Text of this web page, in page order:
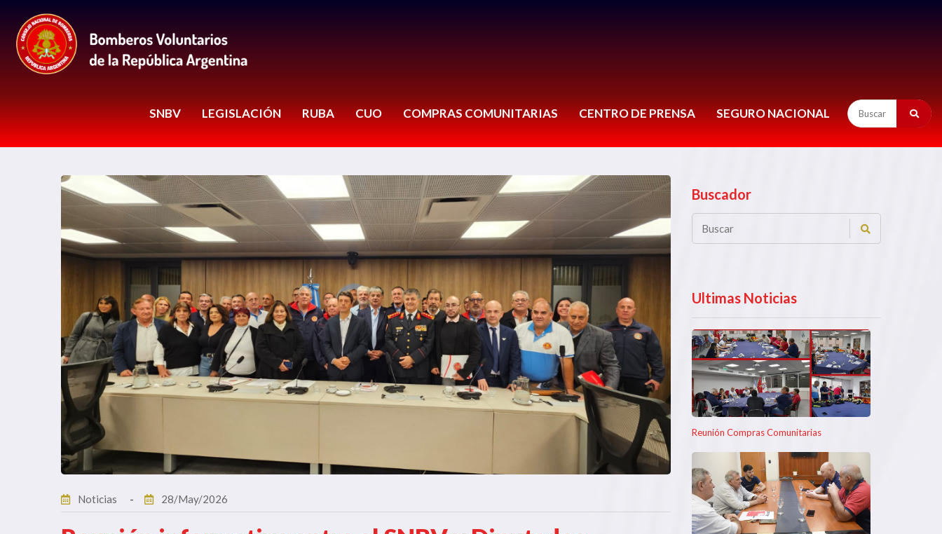
SNBV LEGISLACIÓN RUBA CUO COMPRAS COMUNITARIAS CENTRO DE PRENSA SEGURO NACIONAL
Noticias 28/May/2026
Buscador
Ultimas Noticias
Reunión Compras Comunitarias